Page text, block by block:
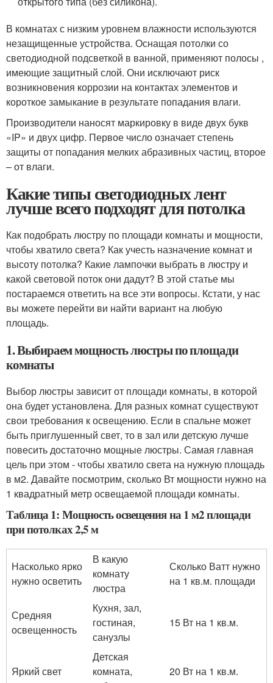
В комнатах с низким уровнем влажности используются
незащищенные устройства. Оснащая потолки со
светодиодной подсветкой в ванной, применяют полосы ,
имеющие защитный слой. Они исключают риск
возникновения коррозии на контактах элементов и
короткое замыкание в результате попадания влаги.
Производители наносят маркировку в виде двух букв
«IP» и двух цифр. Первое число означает степень
защиты от попадания мелких абразивных частиц, второе
– от влаги.
Какие типы светодиодных лент
лучше всего подходят для потолка
Как подобрать люстру по площади комнаты и мощности,
чтобы хватило света? Как учесть назначение комнат и
высоту потолка? Какие лампочки выбрать в люстру и
какой световой поток они дадут? В этой статье мы
постараемся ответить на все эти вопросы. Кстати, у нас
вы можете перейти ви найти вариант на любую
площадь.
1. Выбираем мощность люстры по площади
комнаты
Выбор люстры зависит от площади комнаты, в которой
она будет установлена. Для разных комнат существуют
свои требования к освещению. Если в спальне может
быть приглушенный свет, то в зал или детскую лучше
повесить достаточно мощные люстры. Самая главная
цель при этом - чтобы хватило света на нужную площадь
в м2. Давайте посмотрим, сколько Вт мощности нужно на
1 квадратный метр освещаемой площади комнаты.
Таблица 1: Мощность освещения на 1 м2 площади
при потолках 2,5 м
Насколько ярко
нужно осветить
В какую
комнату
люстра
Сколько Ватт нужно
на 1 кв.м. площади
Средняя
освещенность
Кухня, зал,
гостиная,
санузлы
15 Вт на 1 кв.м.
Яркий свет
Детская
комната,
20 Вт на 1 кв.м.